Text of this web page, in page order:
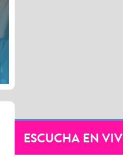
ESCUCHA EN